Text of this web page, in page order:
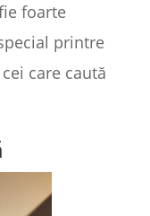
foarte
printre
care caută